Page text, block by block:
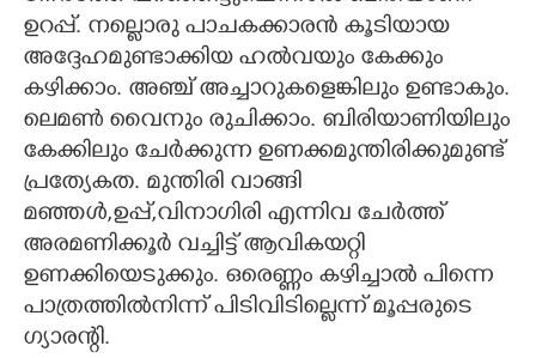
ഉറപ്പ്. നല്ലൊരു പാചകക്കാരൻ കൂടിയായ
അദ്ദേഹമുണ്ടാക്കിയ ഹൽവയും കേക്കും
കഴിക്കാം. അഞ്ച് അച്ചാറുകളെങ്കിലും ഉണ്ടാകും.
ലെമൺ വൈനും രുചിക്കാം. ബിരിയാണിയിലും
കേക്കിലും ചേർക്കുന്ന ഉണക്കമുന്തിരിക്കുമുണ്ട്
പ്രത്യേകത. മുന്തിരി വാങ്ങി
മഞ്ഞൾ,ഉപ്പ്,വിനാഗിരി എന്നിവ ചേർത്ത്
അരമണിക്കൂർ വച്ചിട്ട് ആവികയറ്റി
ഉണക്കിയെടുക്കും. ഒരെണ്ണം കഴിച്ചാൽ പിന്നെ
പാത്രത്തിൽനിന്ന് പിടിവിടില്ലെന്ന് മൂപ്പരുടെ
ഗ്യാരന്റി.